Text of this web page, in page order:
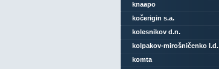
knaapo
kočerigin s.a.
kolesnikov d.n.
kolpakov-mirošničenko l.d.
komta